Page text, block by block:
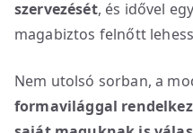
szervezését, és idővel
magabiztos felnőtt
Nem utolsó sorban, a
formavilággal